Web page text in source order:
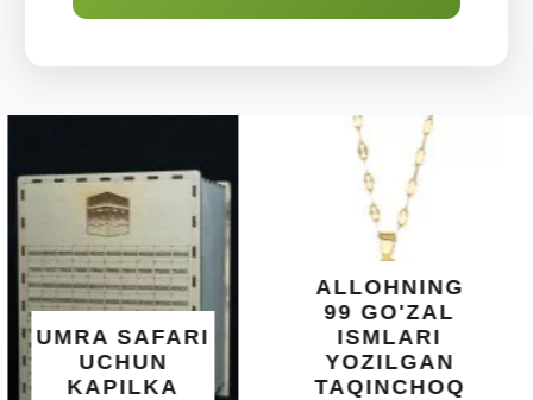
ALLOHNING
99 GO'ZAL
ISMLARI
YOZILGAN
TAQINCHOQ
DIYORIDA
O'SUVCHI
KUNDUR
DARAXTINING
SHIFOBAXSH
YELIMI: AQL,
XOTIRA VA
UMUMIY
SALOMATLIK
UCHUN
BEBAHO
NE'MAT